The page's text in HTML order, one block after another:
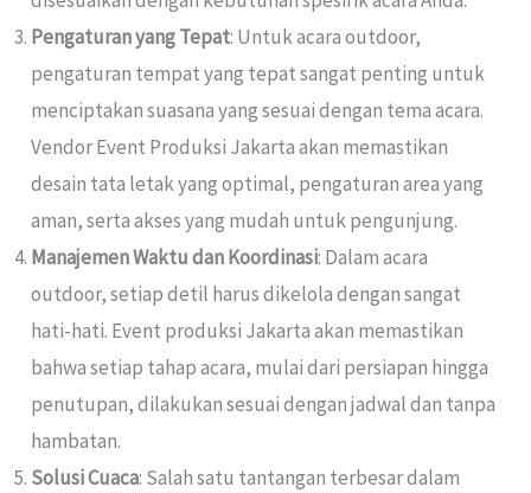
Pengaturan yang Tepat: Untuk acara outdoor,
pengaturan tempat yang tepat sangat penting untuk
menciptakan suasana yang sesuai dengan tema acara.
Vendor Event Produksi Jakarta akan memastikan
desain tata letak yang optimal, pengaturan area yang
aman, serta akses yang mudah untuk pengunjung.
Manajemen Waktu dan Koordinasi: Dalam acara
outdoor, setiap detil harus dikelola dengan sangat
hati-hati. Event produksi Jakarta akan memastikan
bahwa setiap tahap acara, mulai dari persiapan hingga
penutupan, dilakukan sesuai dengan jadwal dan tanpa
hambatan.
Solusi Cuaca: Salah satu tantangan terbesar dalam